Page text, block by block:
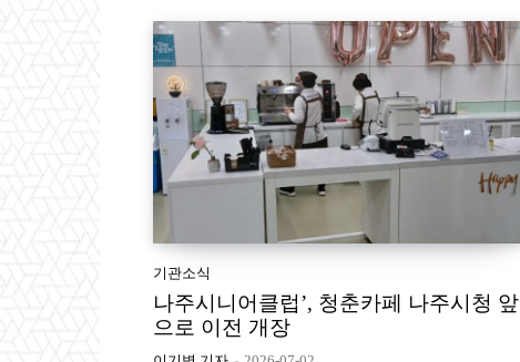
기관소식
나주시니어클럽’, 청춘카페 나주시청 앞
으로 이전 개장